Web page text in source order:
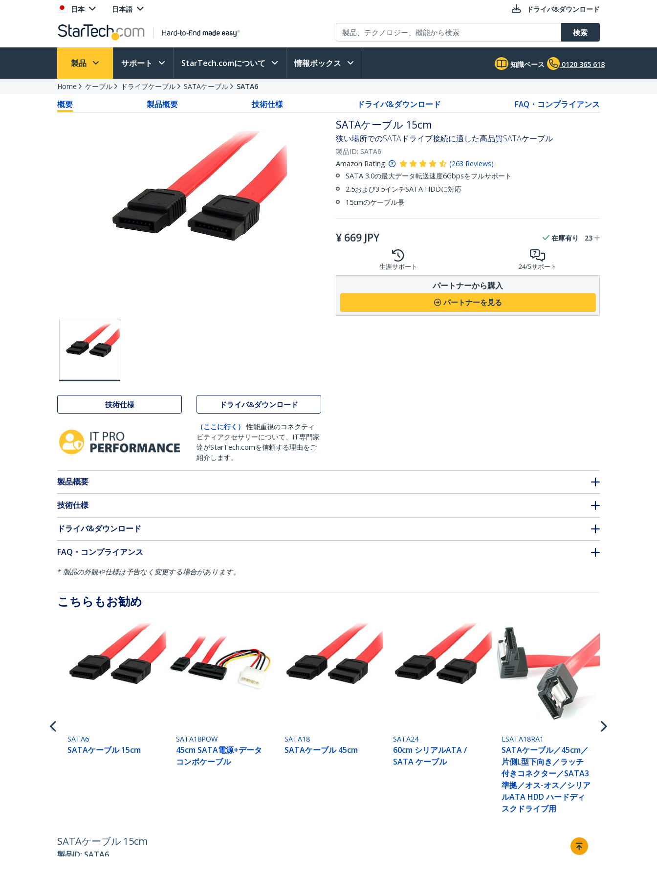
日本 日本語 ドライバ&ダウンロード
検索
製品 サポート StarTech.comについて 情報ボックス 知識ベース 0120 365 618
Home ケーブル ドライブケーブル SATAケーブル SATA6
概要 製品概要 技術仕様 ドライバ&ダウンロード FAQ・コンプライアンス
技術仕様 ドライバ&ダウンロード
（ここに行く）
性能重視のコネクティ
ビティアクセサリーについて、IT専門家
達がStarTech.comを信頼する理由をご
紹介します。
SATAケーブル 15cm
狭い場所でのSATAドライブ接続に適した高品質SATAケーブル
製品ID: SATA6
Amazon Rating:
(263 Reviews)
SATA 3.0の最大データ転送速度6Gbpsをフルサポート
2.5および3.5インチSATA HDDに対応
15cmのケーブル長
¥ 669 JPY 在庫有り 23
生涯サポート 24/5サポート
パートナーから購入
パートナーを見る
製品概要
技術仕様
ドライバ&ダウンロード
FAQ・コンプライアンス
* 製品の外観や仕様は予告なく変更する場合があります。
こちらもお勧め
SATA6
SATAケーブル 15cm
SATA18POW
45cm SATA電源+データ
コンボケーブル
SATA18
SATAケーブル 45cm
SATA24
60cm シリアルATA /
SATA ケーブル
LSATA18RA1
SATAケーブル／45cm／
片側L型下向き／ラッチ
付きコネクター／SATA3
準拠／オス-オス／シリア
ルATA HDD ハードディ
スクドライブ用
SATAケーブル 15cm
製品ID: SATA6